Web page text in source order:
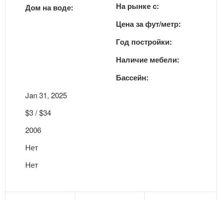
Дом на воде:
На рынке с:
Цена за фут/метр:
Год постройки:
Наличие мебели:
Бассейн:
Jan 31, 2025
$3 / $34
2006
Нет
Нет